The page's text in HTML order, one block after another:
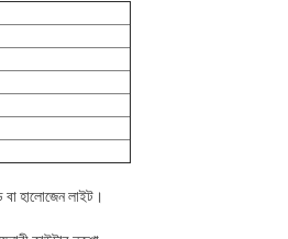
বা হালোজেন লাইট।